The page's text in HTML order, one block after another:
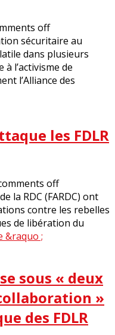
off
sécuritaire au
dans plusieurs
l’activisme de
l’Alliance des
les FDLR
off
la RDC (FARDC) ont
contre les rebelles
de libération du
&raquo ;
sous « deux
»
des FDLR